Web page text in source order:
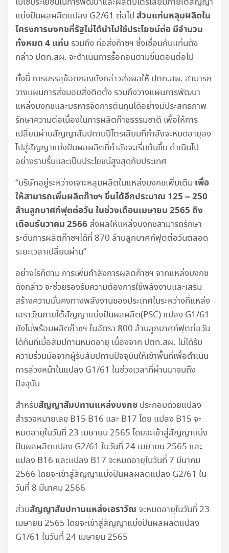
แบ่งปันผลผลิตแปลง G2/61 ต่อไป ส่วนแท่นหลุมผลิตใน
โครงการบงกชที่รัฐไม่ได้นำไปใช้ประโยชน์ต่อ มีจำนวน
ทั้งหมด4 แท่น รวมถึง ท่อส่งก๊าซฯ ซึ่งเชื่อมกับแท่นดัง
กล่าว ปตท.สผ. จะดำเนินการรื้อถอนตามขั้นตอนต่อไป
ทั้งนี้ การบรรลุข้อตกลงดังกล่าวส่งผลให้ ปตท.สผ. สามารถ
วางแผนการส่งมอบสิ่งติดตั้ง รวมถึงวางแผนการพัฒนา
แหล่งบงกชและบริหารจัดการต้นทุนได้อย่างมีประสิทธิภาพ
รักษาความต่อเนื่องในการผลิตก๊าซธรรมชาติ เพื่อให้การ
เปลี่ยนผ่านสัญญาสัมปทานปิโตรเลียมที่กำลังจะหมดอายุลง
ไปสู่สัญญาแบ่งปันผลผลิตที่กำลังจะเริ่มต้นขึ้น ดำเนินไป
อย่างราบรื่นและเป็นประโยชน์สูงสุดกับประเทศ
“บริษัทอยู่ระหว่างเจาะหลุมผลิตในแหล่งบงกชเพิ่มเติม เพื่อ
ให้สามารถเพิ่มผลิตก๊าซฯ ขึ้นได้อีกประมาณ 125 – 250
ล้านลูกบาศก์ฟุตต่อวัน ในช่วงเดือนเมษายน 2565 ถึง
เดือนธันวาคม 2566 ส่งผลให้แหล่งบงกชสามารถรักษา
ระดับการผลิตก๊าซฯได้ที่ 870 ล้านลูกบาศก์ฟุตต่อวันตลอด
ระยะเวลาเปลี่ยนผ่าน”
อย่างไรก็ตาม การเพิ่มกำลังการผลิตก๊าซฯ จากแหล่งบงกช
ดังกล่าว จะช่วยรองรับความต้องการใช้พลังงานและเสริม
สร้างความมั่นคงทางพลังงานของประเทศในระหว่างที่แหล่ง
เอราวัณภายใต้สัญญาแบ่งปันผลผลิต(PSC) แปลง G1/61
ยังไม่พร้อมผลิตก๊าซฯ ในอัตรา 800 ล้านลูกบาศก์ฟุตต่อวัน
ได้ทันทีเมื่อสัมปทานหมดอายุ เนื่องจาก ปตท.สผ. ไม่ได้รับ
ความร่วมมือจากผู้รับสัมปทานปัจจุบันให้เข้าพื้นที่เพื่อดำเนิน
การล่วงหน้าในแปลง G1/61 ในช่วงเวลาที่ผ่านมาจนถึง
ปัจจุบัน
สำหรับสัญญาสัมปทานแหล่งบงกช ประกอบด้วยแปลง
สำรวจหมายเลข B15 B16 และ B17 โดย แปลง B15 จะ
หมดอายุในวันที่ 23 เมษายน 2565 โดยจะเข้าสู่สัญญาแบ่ง
ปันผลผลิตแปลง G2/61 ในวันที่ 24 เมษายน 2565 และ
แปลง B16 และแปลง B17 จะหมดอายุในวันที่ 7 มีนาคม
2566 โดยจะเข้าสู่สัญญาแบ่งปันผลผลิตแปลง G2/61 ใน
วันที่ 8 มีนาคม 2566
ส่วนสัญญาสัมปทานแหล่งเอราวัณ จะหมดอายุในวันที่ 23
เมษายน 2565 โดยจะเข้าสู่สัญญาแบ่งปันผลผลิตแปลง
G1/61 ในวันที่ 24 เมษายน 2565